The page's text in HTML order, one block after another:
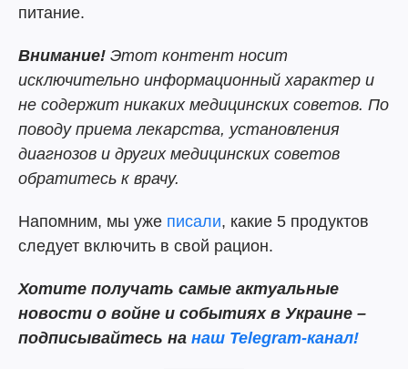
питание.
Внимание! Этот контент носит
исключительно информационный характер и
не содержит никаких медицинских советов. По
поводу приема лекарства, установления
диагнозов и других медицинских советов
обратитесь к врачу.
Напомним, мы уже писали, какие 5 продуктов
следует включить в свой рацион.
Хотите получать самые актуальные
новости о войне и событиях в Украине –
подписывайтесь на наш Telegram-канал!